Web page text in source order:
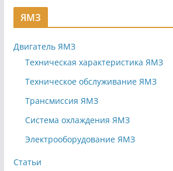
ЯМЗ
Двигатель ЯМЗ
Техническая характеристика ЯМЗ
Техническое обслуживание ЯМЗ
Трансмиссия ЯМЗ
Система охлаждения ЯМЗ
Электрооборудование ЯМЗ
Статьи